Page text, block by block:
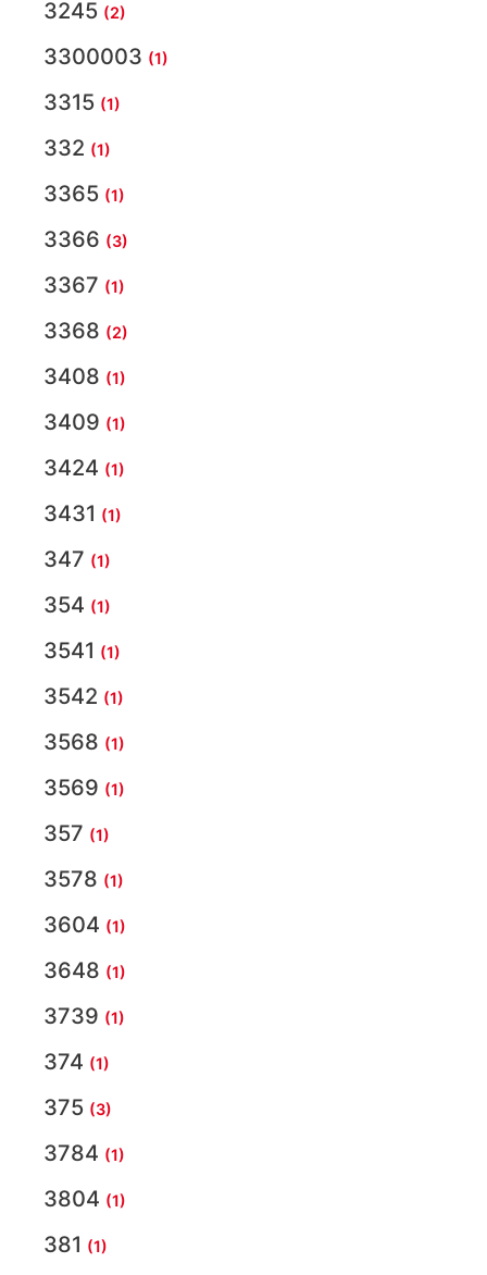
3245 (2)
3300003 (1)
3315 (1)
332 (1)
3365 (1)
3366 (3)
3367 (1)
3368 (2)
3408 (1)
3409 (1)
3424 (1)
3431 (1)
347 (1)
354 (1)
3541 (1)
3542 (1)
3568 (1)
3569 (1)
357 (1)
3578 (1)
3604 (1)
3648 (1)
3739 (1)
374 (1)
375 (3)
3784 (1)
3804 (1)
381 (1)